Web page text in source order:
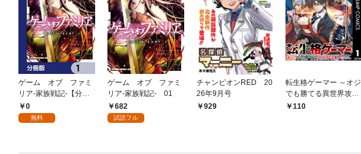
ゲーム オブ ファミ
リア-家族戦記-【分冊
版】 1
0
無料
ゲーム オブ ファミ
リア-家族戦記- 01
682
試読フル
チャンピオンRED 20
26年9月号
929
転生格ゲーマー ～オジ
でも勝てる異世界攻略
～ 分冊版 1
110